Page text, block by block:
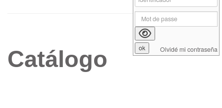
Catálogo Olvidé mi contraseña